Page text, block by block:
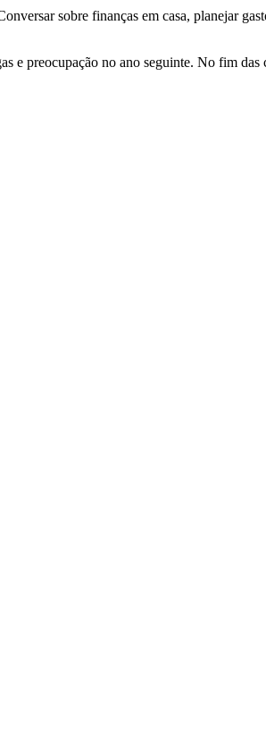
sobre finanças em casa, planejar
e preocupação no ano seguinte. No fim das